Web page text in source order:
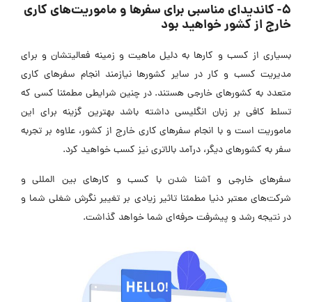
5- کاندیدای مناسبی برای سفرها و ماموریت‌های کاری
خارج از کشور خواهید بود
بسیاری از کسب و کارها به دلیل ماهیت و زمینه فعالیتشان و برای
مدیریت کسب و کار در سایر کشورها نیازمند انجام سفرهای کاری
متعدد به کشورهای خارجی هستند. در چنین شرایطی مطمئنا کسی که
تسلط کافی بر زبان انگلیسی داشته باشد بهترین گزینه برای این
ماموریت است و با انجام سفرهای کاری خارج از کشور، علاوه بر تجربه
سفر به کشورهای دیگر، درآمد بالاتری نیز کسب خواهید کرد.
سفرهای خارجی و آشنا شدن با کسب و کارهای بین المللی و
شرکت‌های معتبر دنیا مطمئنا تاثیر زیادی بر تغییر نگرش شغلی شما و
در نتیجه رشد و پیشرفت حرفه‌ای شما خواهد گذاشت.